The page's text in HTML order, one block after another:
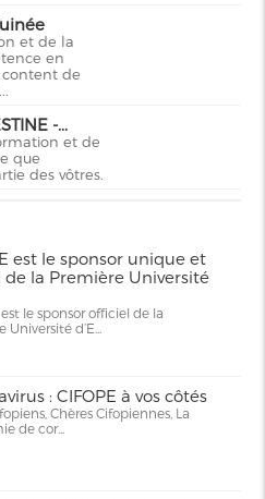
et de la
en
content de
-...
et de
que
des vôtres.
est le sponsor unique et
de la Première Université
le sponsor officiel de la
Université d’E...
: CIFOPE à vos côtés
Chères Cifopiennes, La
de cor...